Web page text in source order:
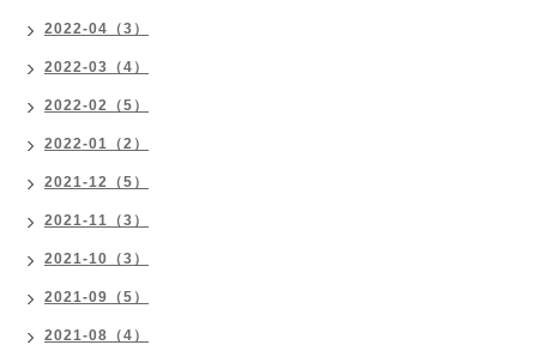
2022-04（3）
2022-03（4）
2022-02（5）
2022-01（2）
2021-12（5）
2021-11（3）
2021-10（3）
2021-09（5）
2021-08（4）